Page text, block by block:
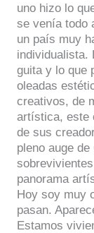
uno hizo lo
se venía todo
un país muy
individualista.
guita y lo que
oleadas
creativos, de
artística, este
de sus
pleno auge
panorama
Hoy soy muy
pasan.
Estamos